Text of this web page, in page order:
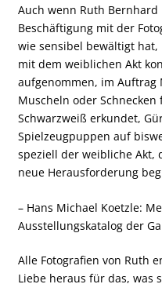
Auch wenn Ruth
Beschäftigung mit der
wie sensibel bewältigt
mit dem weiblichen Akt
aufgenommen, im Auftrag
Muscheln oder
Schwarzweiß erkundet,
Spielzeugpuppen auf
speziell der weibliche Akt,
neue Herausforderung
– Hans Michael Koetzle:
Ausstellungskatalog der
Alle Fotografien von Ruth
Liebe heraus für das, was